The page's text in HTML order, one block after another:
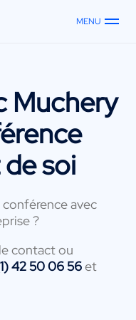
MENU
Muchery
soi
avec
?
contact ou
42 50 06 56et